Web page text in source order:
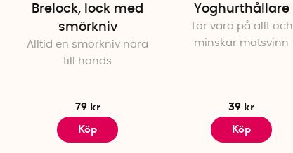
Brelock, lock med
smörkniv
Alltid en smörkniv nära
till hands
79 kr
Köp
Yoghurthållare
Tar vara på allt och
minskar matsvinn
39 kr
Köp